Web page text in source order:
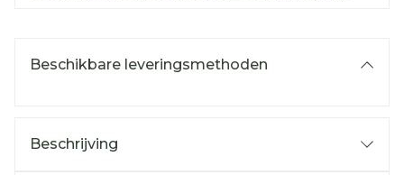
Beschikbare leveringsmethoden
Beschrijving